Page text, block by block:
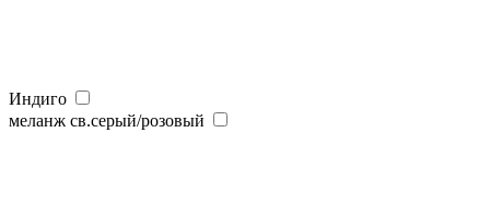
Индиго
меланж св.серый/розовый